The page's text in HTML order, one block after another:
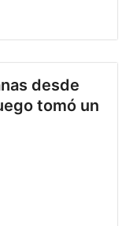
desde
tomó un